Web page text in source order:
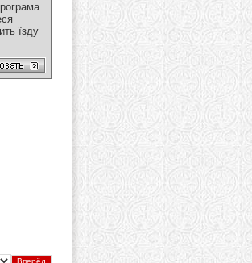
їзду